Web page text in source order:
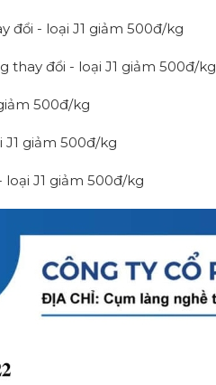
đổi - loại J1 giảm 500đ/kg
thay đổi - loại J1 giảm 500đ/kg
500đ/kg
J1 giảm 500đ/kg
loại J1 giảm 500đ/kg